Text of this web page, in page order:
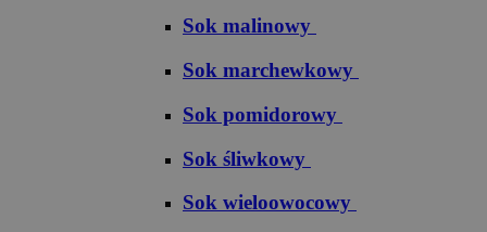
Sok malinowy
Sok marchewkowy
Sok pomidorowy
Sok śliwkowy
Sok wieloowocowy